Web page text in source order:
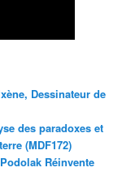
Dessinateur de
des paradoxes et
(MDF172)
Réinvente